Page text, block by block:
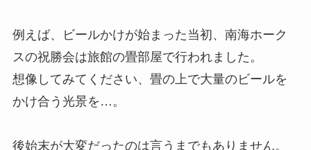
例えば、ビールかけが始まった当初、南海ホーク
スの祝勝会は旅館の畳部屋で行われました。
想像してみてください、畳の上で大量のビールを
かけ合う光景を…。
後始末が大変だったのは言うまでもありません。